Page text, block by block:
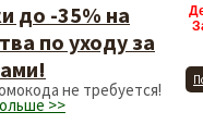
до -35% на
по уходу за
не требуется!
>>